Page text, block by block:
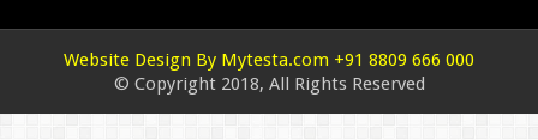
Website Design By Mytesta.com +91 8809 666 000
© Copyright 2018, All Rights Reserved